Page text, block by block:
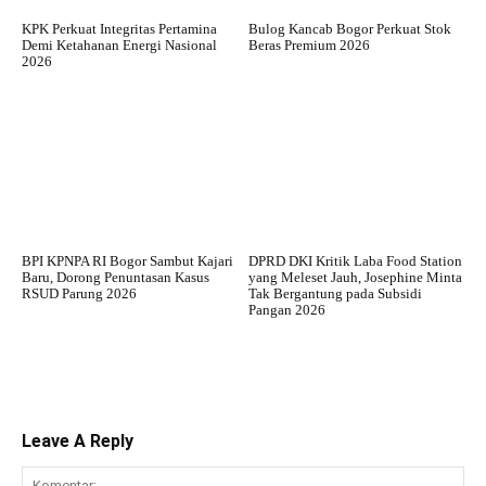
KPK Perkuat Integritas Pertamina
Demi Ketahanan Energi Nasional
2026
Bulog Kancab Bogor Perkuat Stok
Beras Premium 2026
BPI KPNPA RI Bogor Sambut Kajari
Baru, Dorong Penuntasan Kasus
RSUD Parung 2026
DPRD DKI Kritik Laba Food Station
yang Meleset Jauh, Josephine Minta
Tak Bergantung pada Subsidi
Pangan 2026
Leave A Reply